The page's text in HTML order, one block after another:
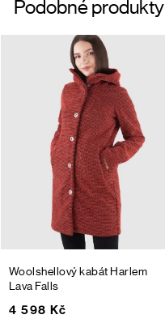
Podobné produkty
Woolshellový kabát Harlem
Lava Falls
4 598 Kč